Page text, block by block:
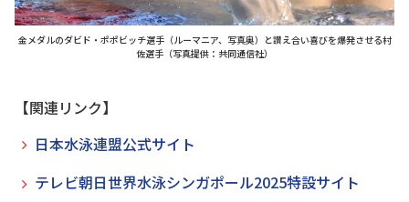
金メダルのダビド・ポポビッチ選手（ルーマニア、写真奥）と讃え合い喜びを爆発させる村
佐選手（写真提供：共同通信社）
【関連リンク】
日本水泳連盟公式サイト
テレビ朝日世界水泳シンガポール2025特設サイト